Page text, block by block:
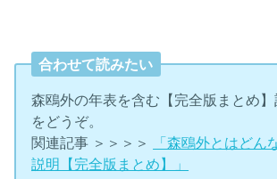
合わせて読みたい
森鴎外の年表を含む【完全版まとめ
をどうぞ。
関連記事 ＞＞＞＞
「森鴎外とはどん
説明【完全版まとめ】」